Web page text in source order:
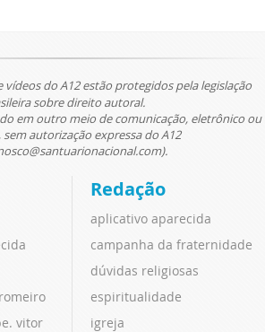
vídeos do A12 estão protegidos pela legislação
sobre direito autoral.
em outro meio de comunicação, eletrônico ou
sem autorização expressa do A12
vitor
Redação
aplicativo aparecida
campanha da fraternidade
dúvidas religiosas
espiritualidade
igreja